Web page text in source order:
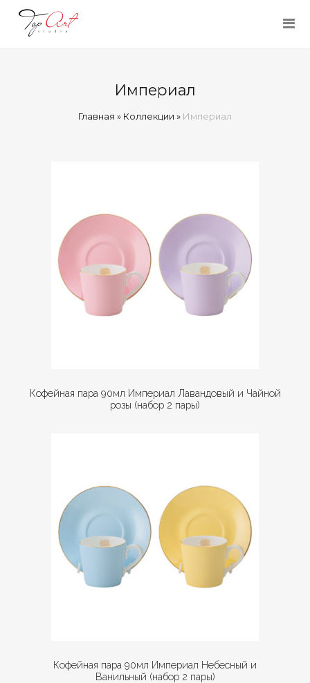
Империал
Главная » Коллекции » Империал
Кофейная пара 90мл Империал Лавандовый и Чайной
розы (набор 2 пары)
Кофейная пара 90мл Империал Небесный и
Ванильный (набор 2 пары)